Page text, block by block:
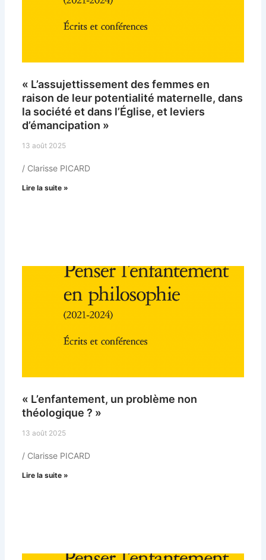
« L’assujettissement des femmes en
raison de leur potentialité maternelle, dans
la société et dans l’Église, et leviers
d’émancipation »
13 août 2025
/ Clarisse PICARD
Lire la suite »
« L’enfantement, un problème non
théologique ? »
13 août 2025
/ Clarisse PICARD
Lire la suite »